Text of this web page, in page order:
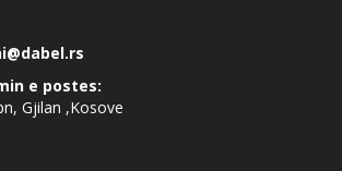
e postes:
Gjilan ,Kosove